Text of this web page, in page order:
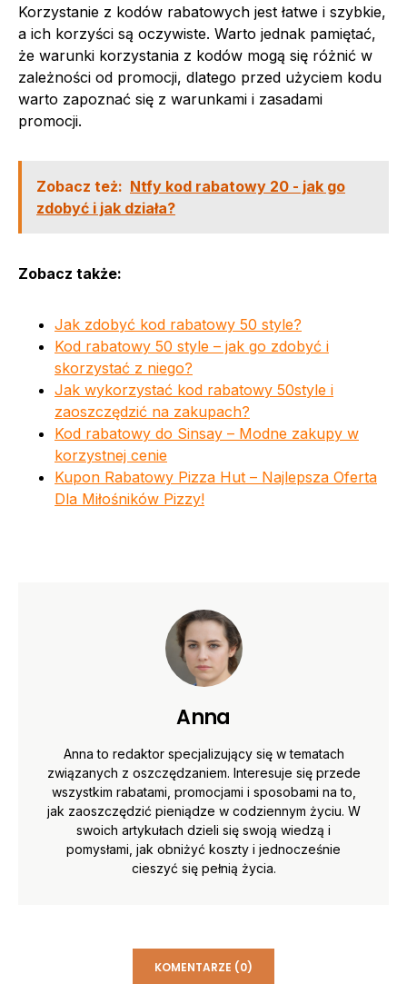
Korzystanie z kodów rabatowych jest łatwe i szybkie,
a ich korzyści są oczywiste. Warto jednak pamiętać,
że warunki korzystania z kodów mogą się różnić w
zależności od promocji, dlatego przed użyciem kodu
warto zapoznać się z warunkami i zasadami
promocji.
Zobacz też: Ntfy kod rabatowy 20 - jak go
zdobyć i jak działa?
Zobacz także:
Jak zdobyć kod rabatowy 50 style?
Kod rabatowy 50 style – jak go zdobyć i
skorzystać z niego?
Jak wykorzystać kod rabatowy 50style i
zaoszczędzić na zakupach?
Kod rabatowy do Sinsay – Modne zakupy w
korzystnej cenie
Kupon Rabatowy Pizza Hut – Najlepsza Oferta
Dla Miłośników Pizzy!
Anna
Anna to redaktor specjalizujący się w tematach
związanych z oszczędzaniem. Interesuje się przede
wszystkim rabatami, promocjami i sposobami na to,
jak zaoszczędzić pieniądze w codziennym życiu. W
swoich artykułach dzieli się swoją wiedzą i
pomysłami, jak obniżyć koszty i jednocześnie
cieszyć się pełnią życia.
KOMENTARZE (0)